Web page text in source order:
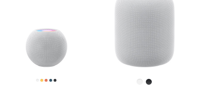
了
解
HomePod<